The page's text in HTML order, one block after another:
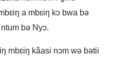
a mbɛiŋ kɔ bwa bə
bə Nyɔ.
mbɛiŋ kâasi nɔm wə bətii